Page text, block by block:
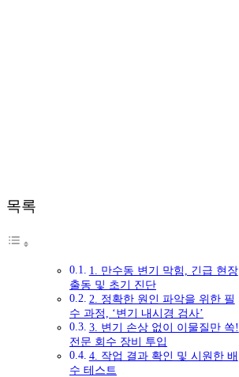
목록
1. 만수동 변기 막힘, 긴급 현장
출동 및 초기 진단
2. 정확한 원인 파악을 위한 필
수 과정, ‘변기 내시경 검사’
3. 변기 손상 없이 이물질만 쏙!
전문 회수 장비 투입
4. 작업 결과 확인 및 시원한 배
수 테스트